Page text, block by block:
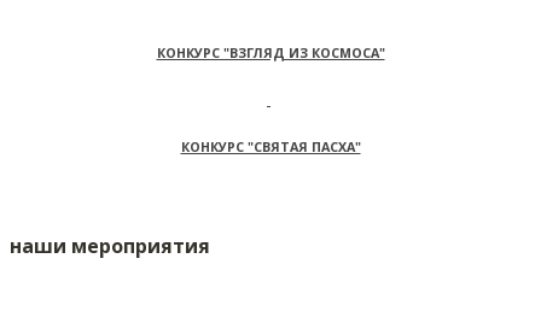
КОНКУРС "ВЗГЛЯД ИЗ КОСМОСА"
КОНКУРС "СВЯТАЯ ПАСХА"
наши мероприятия